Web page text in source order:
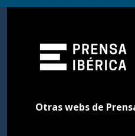
Otras webs de